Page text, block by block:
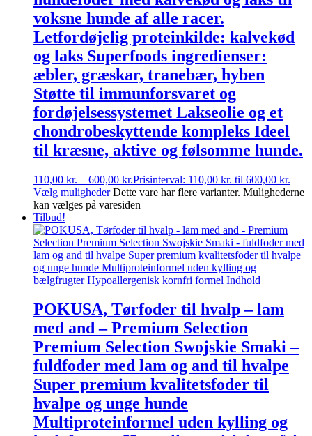
voksne hunde af alle racer.
Letfordøjelig proteinkilde: kalvekød
og laks Superfoods ingredienser:
æbler, græskar, tranebær, hyben
Støtte til immunforsvaret og
fordøjelsessystemet Lakseolie og et
chondrobeskyttende kompleks Ideel
til kræsne, aktive og følsomme hunde.
110,00 kr. – 600,00 kr.Prisinterval: 110,00 kr. til 600,00 kr.
Vælg muligheder Dette vare har flere varianter. Mulighederne
kan vælges på varesiden
Tilbud!
POKUSA, Tørfoder til hvalp – lam
med and – Premium Selection
Premium Selection Swojskie Smaki –
fuldfoder med lam og and til hvalpe
Super premium kvalitetsfoder til
hvalpe og unge hunde
Multiproteinformel uden kylling og